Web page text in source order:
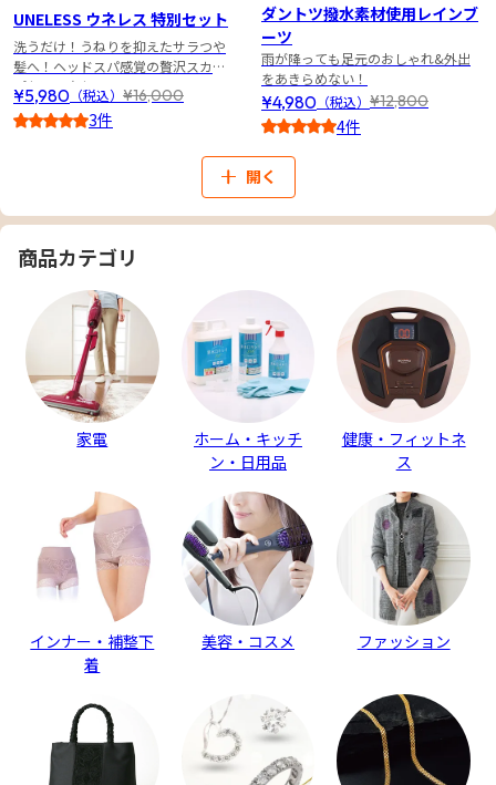
UNELESS ウネレス 特別セット
洗うだけ！うねりを抑えたサラつや
髪へ！ヘッドスパ感覚の贅沢スカル
プケア３点セット
¥5,980 （税込） ¥16,000
3件
ダントツ撥水素材使用レインブ
ーツ
雨が降っても足元のおしゃれ&外出
をあきらめない！
¥4,980 （税込） ¥12,800
4件
開く
商品カテゴリ
家電
ホーム・キッチ
ン・日用品
健康・フィットネ
ス
インナー・補整下
着
美容・コスメ ファッション